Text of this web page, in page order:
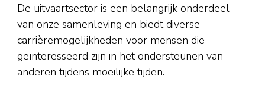
De uitvaartsector is een belangrijk onderdeel
van onze samenleving en biedt diverse
carrièremogelijkheden voor mensen die
geïnteresseerd zijn in het ondersteunen van
anderen tijdens moeilijke tijden.